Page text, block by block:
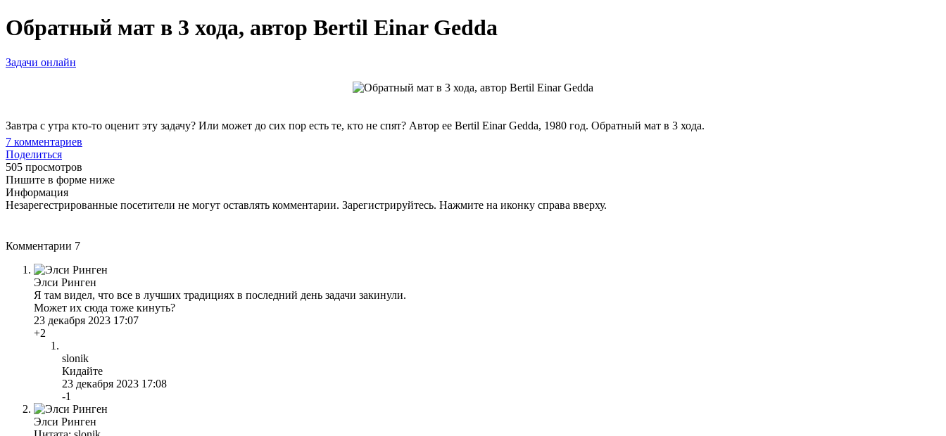
Обратный мат в 3 хода, автор Bertil Einar Gedda
Задачи онлайн
Завтра с утра кто-то оценит эту задачу? Или может до сих пор есть те, кто не спят? Автор ее Bertil Einar Gedda, 1980 год. Обратный мат в 3 хода.
7 комментариев
Поделиться
505 просмотров
Пишите в форме ниже
Информация
Незарегестрированные посетители не могут оставлять комментарии. Зарегистрируйтесь. Нажмите на иконку справа вверху.
Комментарии 7
Элси Ринген
Я там видел, что все в лучших традициях в последний день задачи закинули.
Может их сюда тоже кинуть?
23 декабря 2023 17:07
+2
slonik
Кидайте
23 декабря 2023 17:08
-1
Элси Ринген